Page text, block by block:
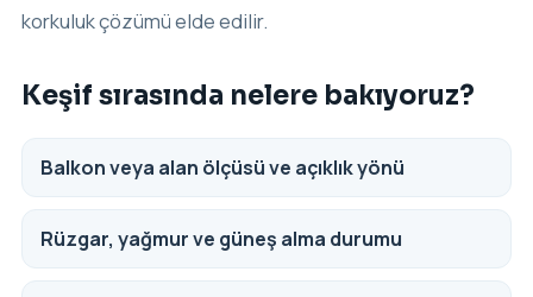
korkuluk çözümü elde edilir.
Keşif sırasında nelere bakıyoruz?
Balkon veya alan ölçüsü ve açıklık yönü
Rüzgar, yağmur ve güneş alma durumu